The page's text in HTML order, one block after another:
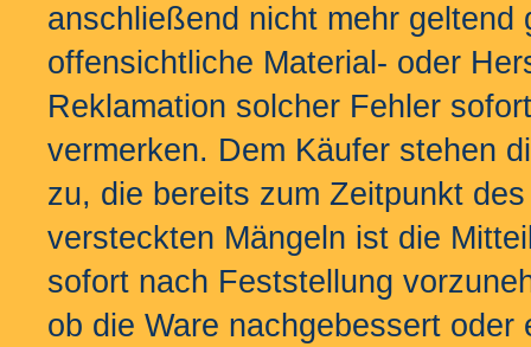
anschließend nicht mehr
offensichtliche Material- oder
Reklamation solcher Fehler
vermerken. Dem Käufer stehen
zu, die bereits zum Zeitpunkt
versteckten Mängeln ist die
sofort nach Feststellung
ob die Ware nachgebessert